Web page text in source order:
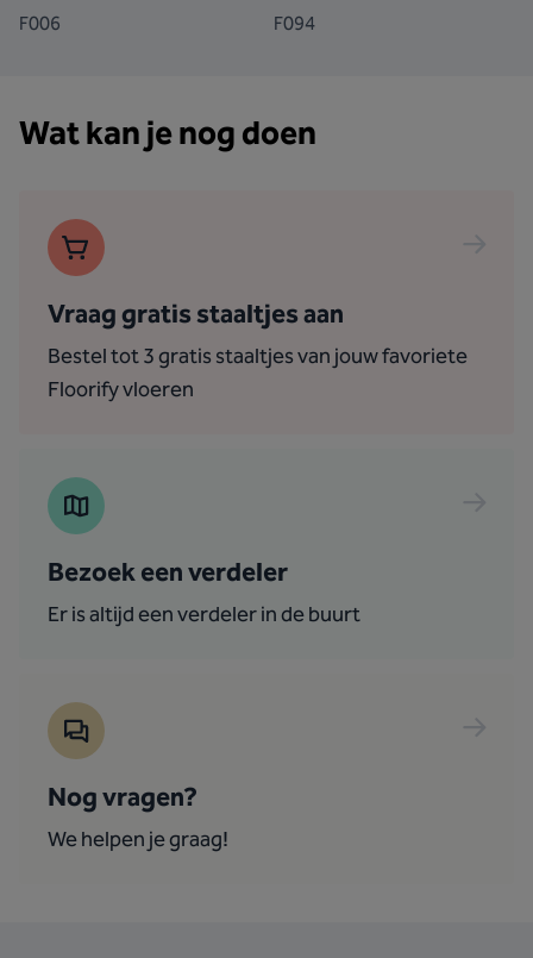
F006 F094
Wat kan je nog doen
Vraag gratis staaltjes aan
Bestel tot 3 gratis staaltjes van jouw favoriete
Floorify vloeren
Bezoek een verdeler
Er is altijd een verdeler in de buurt
Nog vragen?
We helpen je graag!